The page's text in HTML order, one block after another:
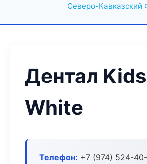
Северо-Кавказский
Дентал Kids
White
Телефон: +7 (974) 524-